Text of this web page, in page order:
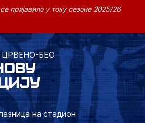
пријавило у току сезоне 2025/26
БЕО
на стадион